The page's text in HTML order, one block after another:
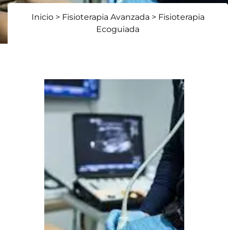
Inicio> Fisioterapia Avanzada > Fisioterapia
Ecoguiada